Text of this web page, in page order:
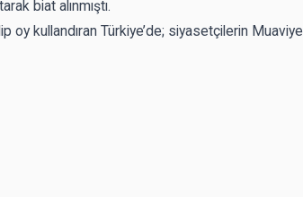
biat alınmıştı.
kullandıran Türkiye’de; siyasetçilerin Muaviye